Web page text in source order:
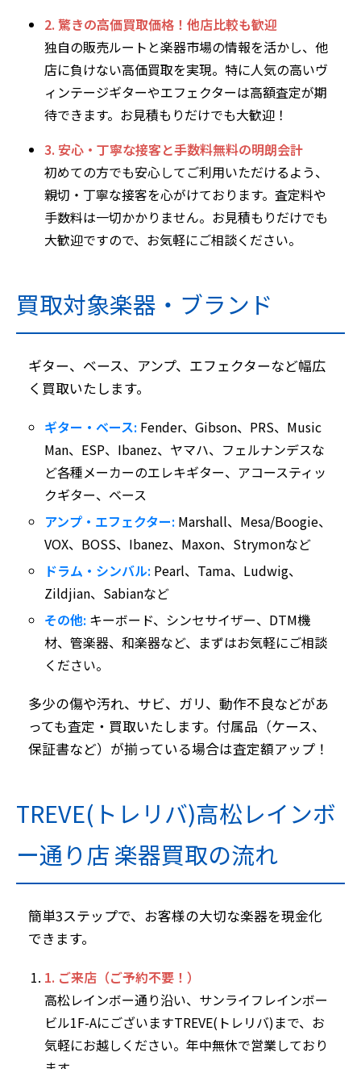
2. 驚きの高価買取価格！他店比較も歓迎
独自の販売ルートと楽器市場の情報を活かし、他
店に負けない高価買取を実現。特に人気の高いヴ
ィンテージギターやエフェクターは高額査定が期
待できます。お見積もりだけでも大歓迎！
3. 安心・丁寧な接客と手数料無料の明朗会計
初めての方でも安心してご利用いただけるよう、
親切・丁寧な接客を心がけております。査定料や
手数料は一切かかりません。お見積もりだけでも
大歓迎ですので、お気軽にご相談ください。
買取対象楽器・ブランド
ギター、ベース、アンプ、エフェクターなど幅広
く買取いたします。
ギター・ベース: Fender、Gibson、PRS、Music
Man、ESP、Ibanez、ヤマハ、フェルナンデスな
ど各種メーカーのエレキギター、アコースティッ
クギター、ベース
アンプ・エフェクター: Marshall、Mesa/Boogie、
VOX、BOSS、Ibanez、Maxon、Strymonなど
ドラム・シンバル: Pearl、Tama、Ludwig、
Zildjian、Sabianなど
その他: キーボード、シンセサイザー、DTM機
材、管楽器、和楽器など、まずはお気軽にご相談
ください。
多少の傷や汚れ、サビ、ガリ、動作不良などがあ
っても査定・買取いたします。付属品（ケース、
保証書など）が揃っている場合は査定額アップ！
TREVE(トレリバ)高松レインボ
ー通り店 楽器買取の流れ
簡単3ステップで、お客様の大切な楽器を現金化
できます。
1. ご来店（ご予約不要！）
高松レインボー通り沿い、サンライフレインボー
ビル1F-AにございますTREVE(トレリバ)まで、お
気軽にお越しください。年中無休で営業しており